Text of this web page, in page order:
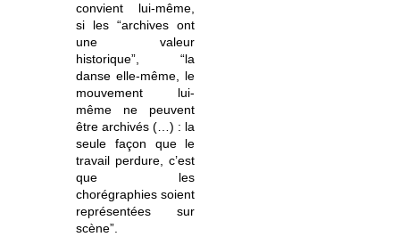
convient lui-même,
si les “archives ont
une valeur
historique”, “la
danse elle-même, le
mouvement lui-
même ne peuvent
être archivés (…) : la
seule façon que le
travail perdure, c’est
que les
chorégraphies soient
représentées sur
scène”.